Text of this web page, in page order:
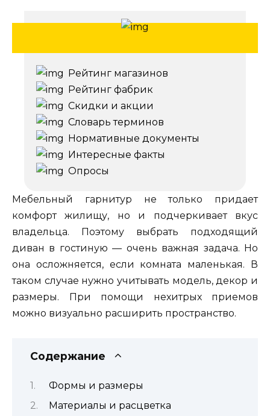
Рейтинг магазинов
Рейтинг фабрик
Скидки и акции
Словарь терминов
Нормативные документы
Интересные факты
Опросы
Мебельный гарнитур не только придает
комфорт жилищу, но и подчеркивает вкус
владельца. Поэтому выбрать подходящий
диван в гостиную — очень важная задача. Но
она осложняется, если комната маленькая. В
таком случае нужно учитывать модель, декор и
размеры. При помощи нехитрых приемов
можно визуально расширить пространство.
Содержание
Формы и размеры
Материалы и расцветка